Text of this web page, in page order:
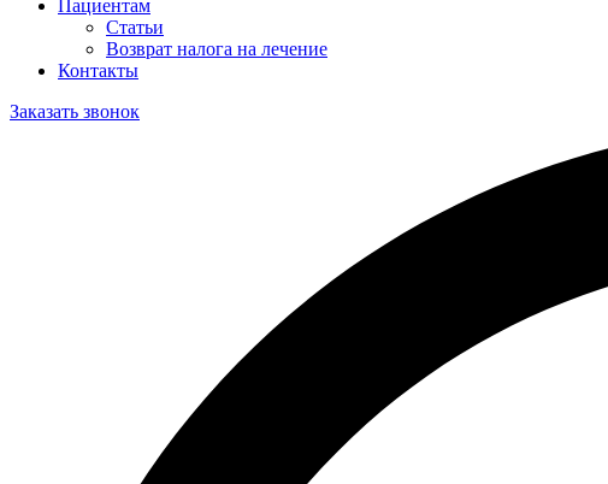
Пациентам
Статьи
Возврат налога на лечение
Контакты
Заказать звонок